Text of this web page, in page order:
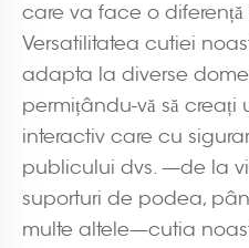
care va face o diferență
Versatilitatea cutiei
adapta la diverse
permițându-vă să creați
interactiv care cu
publicului dvs. —de la
suporturi de podea,
multe altele—cutia